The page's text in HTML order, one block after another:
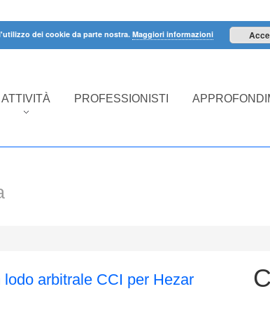
ATTIVITÀ PROFESSIONISTI
arbitrale CCI per Hezar
dei cookie da parte nostra.Maggiori informazioni